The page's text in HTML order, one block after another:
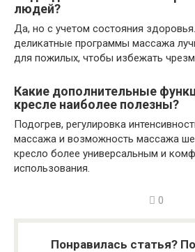
людей?
Да, но с учетом состояния
деликатные программы массажа
для пожилых, чтобы избежать
Какие дополнительные
кресле наиболее полезны?
Подогрев, регулировка
массажа и возможность массажа
кресло более универсальным и
использования.
0
Понравилась статья?